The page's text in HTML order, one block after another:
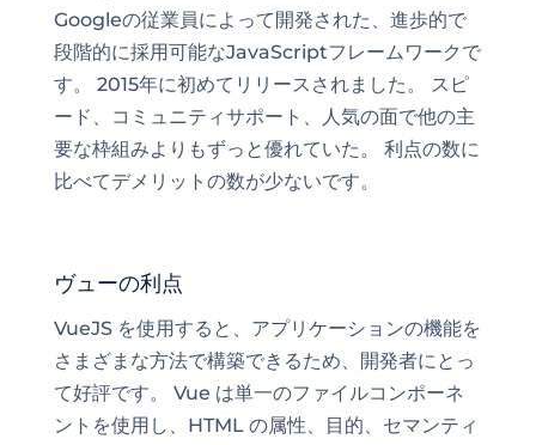
Googleの従業員によって開発された、進歩的で
段階的に採用可能なJavaScriptフレームワークで
す。 2015年に初めてリリースされました。 スピ
ード、コミュニティサポート、人気の面で他の主
要な枠組みよりもずっと優れていた。 利点の数に
比べてデメリットの数が少ないです。
ヴューの利点
VueJS を使用すると、アプリケーションの機能を
さまざまな方法で構築できるため、開発者にとっ
て好評です。 Vue は単一のファイルコンポーネ
ントを使用し、HTML の属性、目的、セマンティ